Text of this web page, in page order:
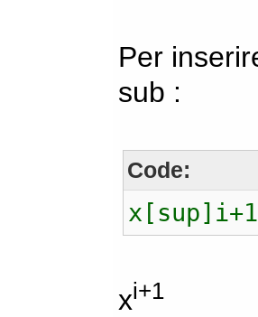
Per
sub :
Code:
xi+1